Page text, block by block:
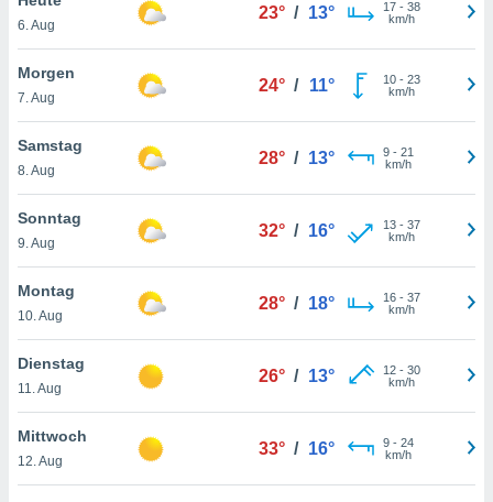
oder
Partner
es uns
das
der
Profil zu
Ihnen
finden
. Sie
jederzeit
Rand
6. Aug
23° / 13° 17- 38
km/h
Morgen
7. Aug
24° / 11° 10- 23
km/h
Samstag
8. Aug
28° / 13° 9- 21
km/h
Sonntag
9. Aug
32° / 16° 13- 37
km/h
Montag
10. Aug
28° / 18° 16- 37
km/h
Dienstag
11. Aug
26° / 13° 12- 30
km/h
Mittwoch
12. Aug
33° / 16° 9- 24
km/h